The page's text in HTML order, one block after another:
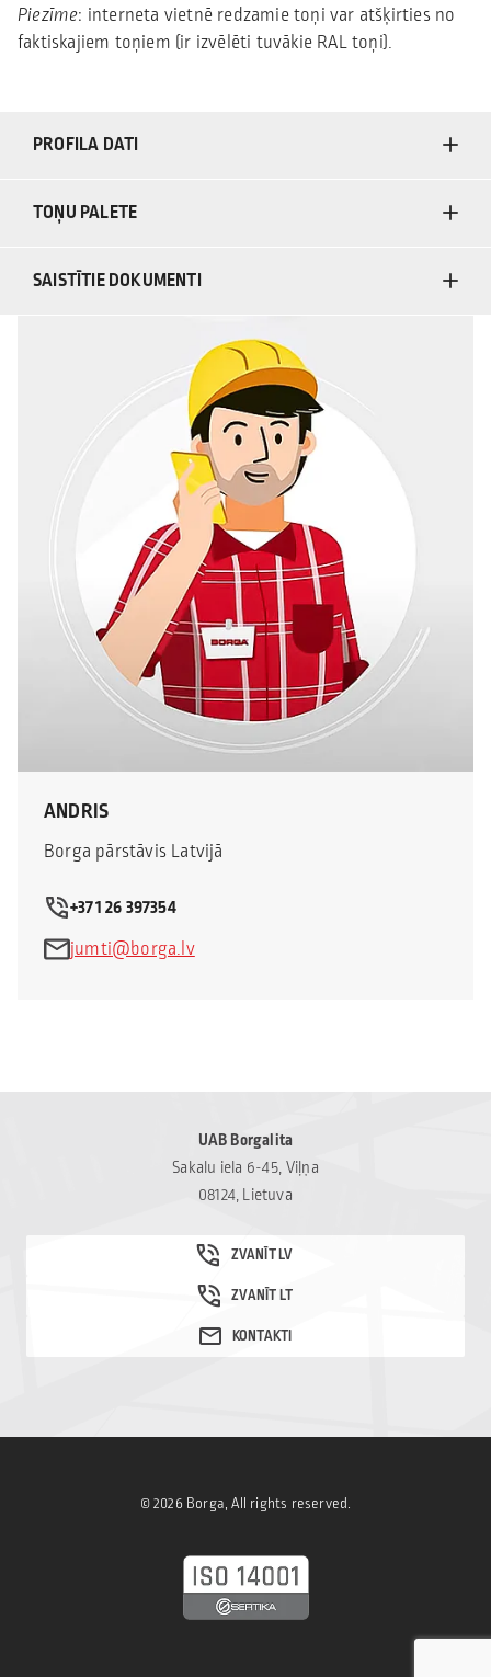
Piezīme: interneta vietnē redzamie toņi var atšķirties no
faktiskajiem toņiem (ir izvēlēti tuvākie RAL toņi).
PROFILA DATI
TOŅU PALETE
SAISTĪTIE DOKUMENTI
ANDRIS
Borga pārstāvis Latvijā
+371 26 397354
jumti@borga.lv
UAB Borgalita
Sakalu iela 6-45, Viļņa
08124, Lietuva
© 2026 Borga, All rights reserved.